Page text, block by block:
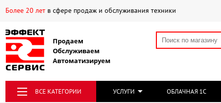
Более 20 летв сфере продаж и обслуживания техники
Продаем
Обслуживаем
Автоматизируем
ВСЕ КАТЕГОРИИ УСЛУГИ ОБЛАЧНАЯ 1С